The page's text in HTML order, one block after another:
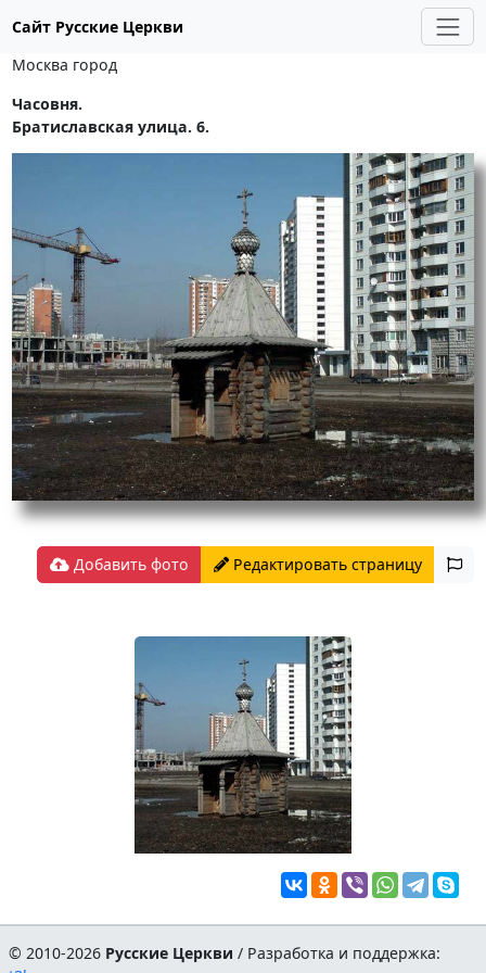
Сайт Русские Церкви
Москва город
Часовня.
Братиславская улица. 6.
Добавить фото Редактировать страницу
© 2010-2026 Русские Церкви / Разработка и поддержка: